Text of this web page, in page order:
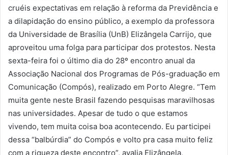
cruéis expectativas em relação à reforma da Previdência e
a dilapidação do ensino público, a exemplo da professora
da Universidade de Brasília (UnB) Elizângela Carrijo, que
aproveitou uma folga para participar dos protestos. Nesta
sexta-feira foi o último dia do 28º encontro anual da
Associação Nacional dos Programas de Pós-graduação em
Comunicação (Compós), realizado em Porto Alegre. “Tem
muita gente neste Brasil fazendo pesquisas maravilhosas
nas universidades. Apesar de tudo o que estamos
vivendo, tem muita coisa boa acontecendo. Eu participei
dessa “balbúrdia” do Compós e volto pra casa muito feliz
com a riqueza deste encontro”, avalia Elizângela,